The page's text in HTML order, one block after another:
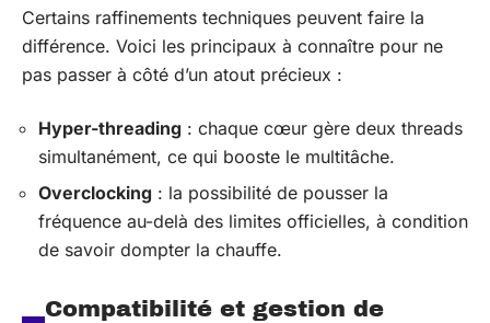
Certains raffinements techniques peuvent faire la
différence. Voici les principaux à connaître pour ne
pas passer à côté d’un atout précieux :
Hyper-threading : chaque cœur gère deux threads
simultanément, ce qui booste le multitâche.
Overclocking : la possibilité de pousser la
fréquence au-delà des limites officielles, à condition
de savoir dompter la chauffe.
Compatibilité et gestion de